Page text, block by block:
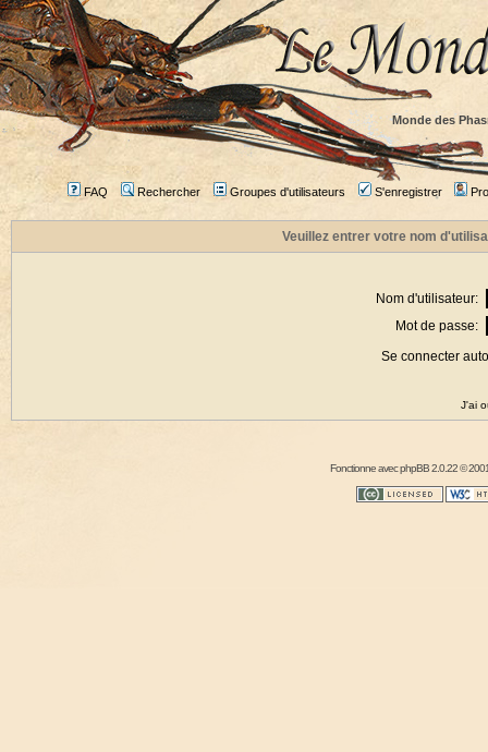
Monde des
FAQ Rechercher Groupes d'utilisateurs S'enregistrer
Veuillez entrer votre nom
Nom d'utilisateur:
Mot de passe:
Se connecter
J'ai
Fonctionne avecphpBB2.0.22 ©